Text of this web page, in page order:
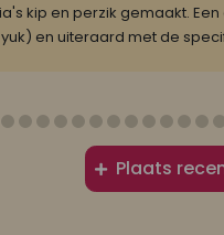
kip en perzik gemaakt.
en uiteraard met de
Plaats